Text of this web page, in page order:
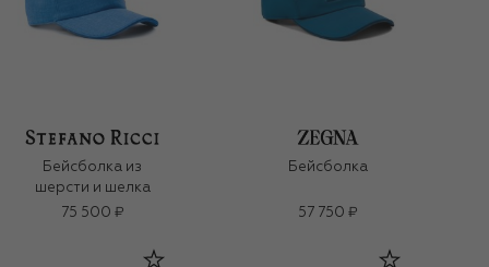
Бейсболка из
шерсти и шелка
75 500 ₽
Бейсболка
57 750 ₽